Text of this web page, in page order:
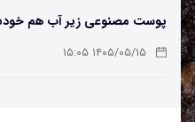
پوست مصنوعی زیر آب هم
۱۴۰۵/۰۵/۱۵ ۱۵:۰۵